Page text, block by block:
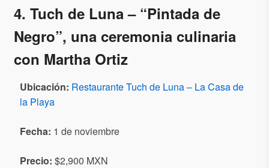
4. Tuch de Luna – “Pintada de
Negro”, una ceremonia culinaria
con Martha Ortiz
Ubicación: Restaurante Tuch de Luna – La Casa de
la Playa
Fecha: 1 de noviembre
Precio: $2,900 MXN